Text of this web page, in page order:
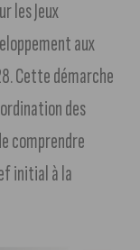
les Jeux
aux
Cette démarche
des
comprendre
initial à la